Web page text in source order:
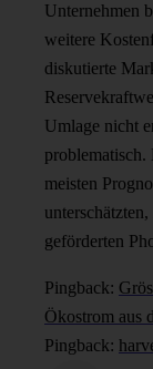
Unternehmen
weitere
diskutierte
Umlage nicht
problematisch.
meisten
geförderten
Pingback:
Ökostrom aus
Pingback: